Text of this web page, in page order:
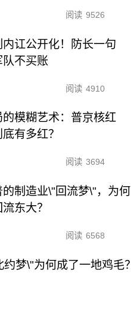
阅读 9526
内讧公开化！防长一句
队不买账
阅读 4910
的模糊艺术：普京核红
有多红？
阅读 3694
的制造业\"回流梦\"，为何
东大？
阅读 6568
梦\"为何成了一地鸡毛？